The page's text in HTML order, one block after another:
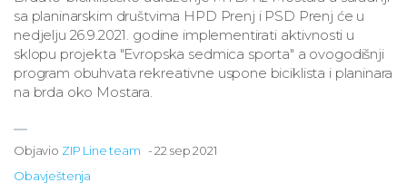
sa planinarskim društvima HPD Prenj i PSD Prenj će u
nedjelju 26.9.2021. godine implementirati aktivnosti u
sklopu projekta "Evropska sedmica sporta" a ovogodišnji
program obuhvata rekreativne uspone biciklista i planinara
na brda oko Mostara.
Objavio ZIP Line team -22 sep 2021
Obavještenja